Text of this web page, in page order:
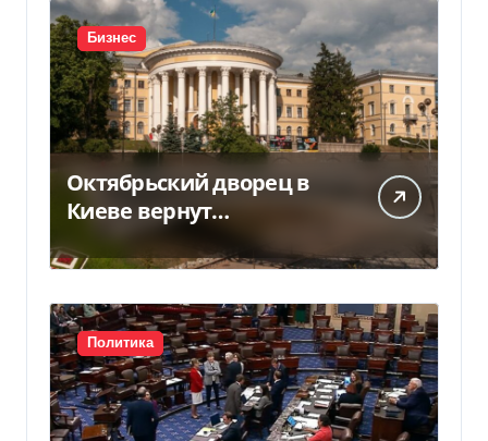
Бизнес
Октябрьский дворец в
Киеве вернут
государству — решение
суда — Delo.ua
Политика